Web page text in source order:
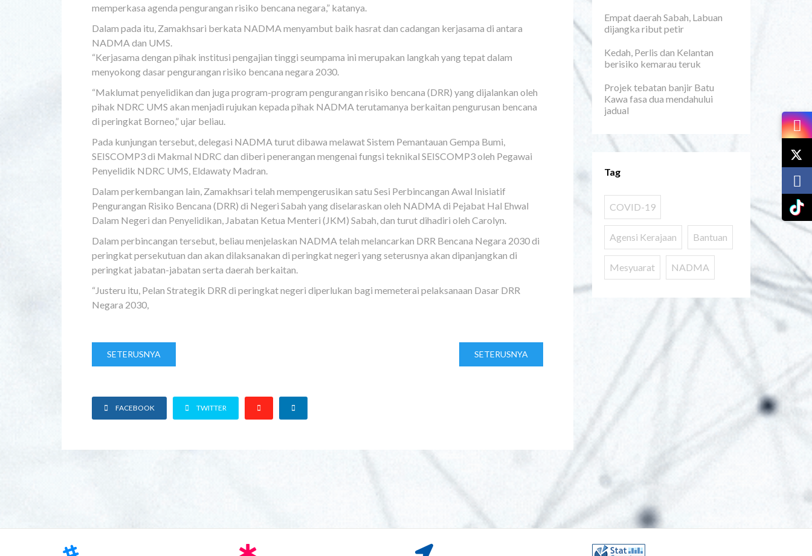
memperkasa agenda pengurangan risiko bencana negara,” katanya.
Dalam pada itu, Zamakhsari berkata NADMA menyambut baik hasrat dan cadangan kerjasama di antara
NADMA dan UMS.
“Kerjasama dengan pihak institusi pengajian tinggi seumpama ini merupakan langkah yang tepat dalam
menyokong dasar pengurangan risiko bencana negara 2030.
“Maklumat penyelidikan dan juga program-program pengurangan risiko bencana (DRR) yang dijalankan oleh
pihak NDRC UMS akan menjadi rujukan kepada pihak NADMA terutamanya berkaitan pengurusan bencana
di peringkat Borneo,” ujar beliau.
Pada kunjungan tersebut, delegasi NADMA turut dibawa melawat Sistem Pemantauan Gempa Bumi,
SEISCOMP3 di Makmal NDRC dan diberi penerangan mengenai fungsi teknikal SEISCOMP3 oleh Pegawai
Penyelidik NDRC UMS, Eldawaty Madran.
Dalam perkembangan lain, Zamakhsari telah mempengerusikan satu Sesi Perbincangan Awal Inisiatif
Pengurangan Risiko Bencana (DRR) di Negeri Sabah yang diselaraskan oleh NADMA di Pejabat Hal Ehwal
Dalam Negeri dan Penyelidikan, Jabatan Ketua Menteri (JKM) Sabah, dan turut dihadiri oleh Carolyn.
Dalam perbincangan tersebut, beliau menjelaskan NADMA telah melancarkan DRR Bencana Negara 2030 di
peringkat persekutuan dan akan dilaksanakan di peringkat negeri yang seterusnya akan dipanjangkan di
peringkat jabatan-jabatan serta daerah berkaitan.
“Justeru itu, Pelan Strategik DRR di peringkat negeri diperlukan bagi memeterai pelaksanaan Dasar DRR
Negara 2030,
SETERUSNYA SETERUSNYA
FACEBOOK TWITTER
Empat daerah Sabah, Labuan
dijangka ribut petir
Kedah, Perlis dan Kelantan
berisiko kemarau teruk
Projek tebatan banjir Batu
Kawa fasa dua mendahului
jadual
Tag
COVID-19
Agensi Kerajaan Bantuan
Mesyuarat NADMA